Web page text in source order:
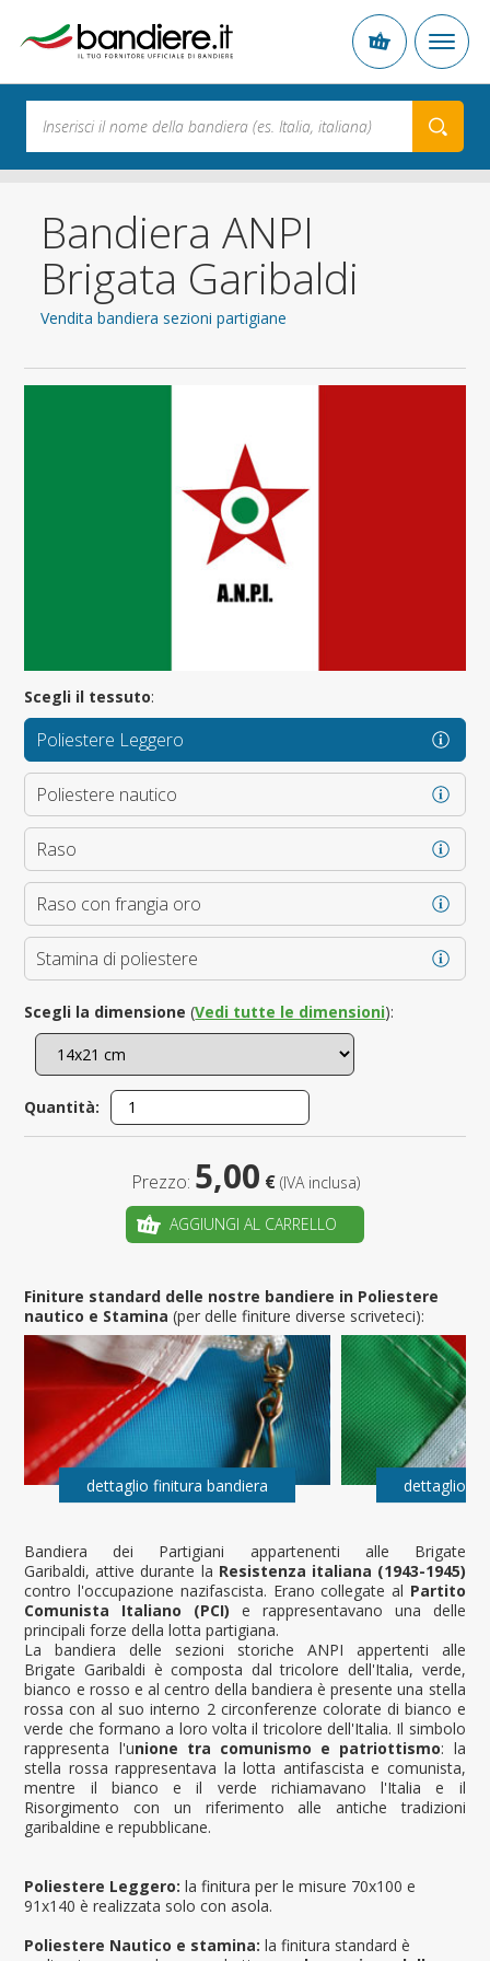
Bandiera ANPI
Brigata Garibaldi
Vendita bandiera sezioni partigiane
Bandiera dei Partigiani appartenenti alle Brigate
Garibaldi, attive durante la Resistenza italiana (1943-1945)
contro l'occupazione nazifascista. Erano collegate al Partito
Comunista Italiano (PCI) e rappresentavano una delle
principali forze della lotta partigiana.
La bandiera delle sezioni storiche ANPI appertenti alle
Brigate Garibaldi è composta dal tricolore dell'Italia, verde,
bianco e rosso e al centro della bandiera è presente una stella
rossa con al suo interno 2 circonferenze colorate di bianco e
verde che formano a loro volta il tricolore dell'Italia. Il simbolo
rappresenta l'unione tra comunismo e patriottismo: la
stella rossa rappresentava la lotta antifascista e comunista,
mentre il bianco e il verde richiamavano l'Italia e il
Risorgimento con un riferimento alle antiche tradizioni
garibaldine e repubblicane.
Poliestere Leggero: la finitura per le misure 70x100 e
91x140 è realizzata solo con asola.
Poliestere Nautico e stamina: la finitura standard è
Scegli il tessuto:
Poliestere Leggero
Poliestere nautico
Raso
Raso con frangia oro
Stamina di poliestere
Scegli la dimensione (Vedi tutte le dimensioni):
Quantità:
Prezzo: 5,00 € (IVA inclusa)
AGGIUNGI AL CARRELLO
Finiture standard delle nostre bandiere in Poliestere
nautico e Stamina(per delle finiture diverse scriveteci):
dettaglio finitura bandiera dettaglio